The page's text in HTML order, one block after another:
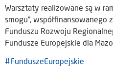
Warsztaty realizowane są w
smogu”, współfinansowanego
Funduszu Rozwoju
Fundusze Europejskie dla
#FunduszeEuropejskie